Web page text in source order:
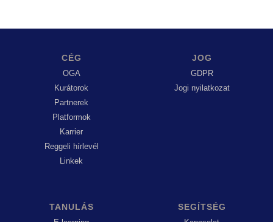
CÉG
OGA
Kurátorok
Partnerek
Platformok
Karrier
Reggeli hírlevél
Linkek
JOG
GDPR
Jogi nyilatkozat
TANULÁS SEGÍTSÉG